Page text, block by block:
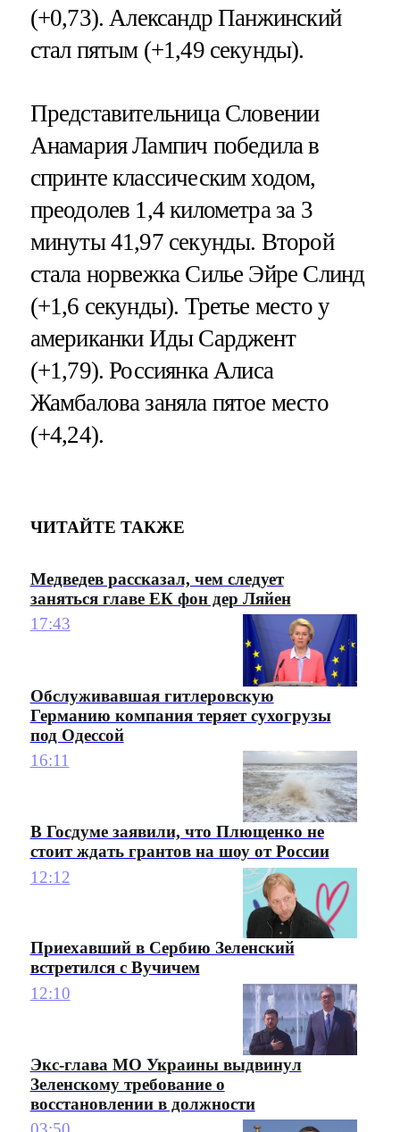
(+0,73). Александр Панжинский
стал пятым (+1,49 секунды).
Представительница Словении
Анамария Лампич победила в
спринте классическим ходом,
преодолев 1,4 километра за 3
минуты 41,97 секунды. Второй
стала норвежка Силье Эйре Слинд
(+1,6 секунды). Третье место у
американки Иды Сарджент
(+1,79). Россиянка Алиса
Жамбалова заняла пятое место
(+4,24).
ЧИТАЙТЕ ТАКЖЕ
Медведев рассказал, чем следует
заняться главе ЕК фон дер Ляйен
17:43
Обслуживавшая гитлеровскую
Германию компания теряет сухогрузы
под Одессой
16:11
В Госдуме заявили, что Плющенко не
стоит ждать грантов на шоу от России
12:12
Приехавший в Сербию Зеленский
встретился с Вучичем
12:10
Экс-глава МО Украины выдвинул
Зеленскому требование о
восстановлении в должности